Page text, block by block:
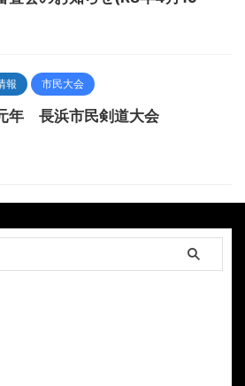
報 市民大会
年 長浜市民剣道大会